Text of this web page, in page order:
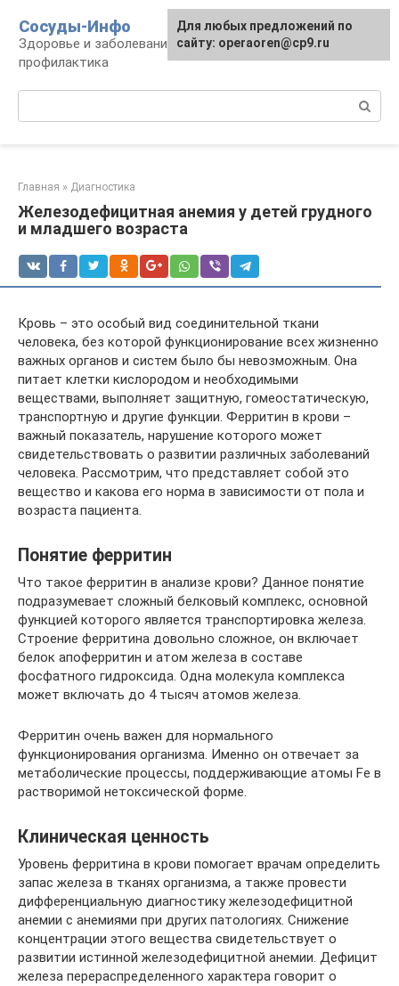
контенту
Сосуды-Инфо
Здоровье и заболевания сосудов и сердца,
профилактика
Главная » Диагностика
Железодефицитная анемия у детей грудного
и младшего возраста
Кровь – это особый вид соединительной ткани
человека, без которой функционирование всех жизненно
важных органов и систем было бы невозможным. Она
питает клетки кислородом и необходимыми
веществами, выполняет защитную, гомеостатическую,
транспортную и другие функции. Ферритин в крови –
важный показатель, нарушение которого может
свидетельствовать о развитии различных заболеваний
человека. Рассмотрим, что представляет собой это
вещество и какова его норма в зависимости от пола и
возраста пациента.
Понятие ферритин
Что такое ферритин в анализе крови? Данное понятие
подразумевает сложный белковый комплекс, основной
функцией которого является транспортировка железа.
Строение ферритина довольно сложное, он включает
белок апоферритин и атом железа в составе
фосфатного гидроксида. Одна молекула комплекса
может включать до 4 тысяч атомов железа.
Ферритин очень важен для нормального
функционирования организма. Именно он отвечает за
метаболические процессы, поддерживающие атомы Fe в
растворимой нетоксической форме.
Клиническая ценность
Уровень ферритина в крови помогает врачам определить
запас железа в тканях организма, а также провести
дифференциальную диагностику железодефицитной
анемии с анемиями при других патологиях. Снижение
концентрации этого вещества свидетельствует о
развитии истинной железодефицитной анемии. Дефицит
железа перераспределенного характера говорит о
Для любых предложений по
сайту: operaoren@cp9.ru